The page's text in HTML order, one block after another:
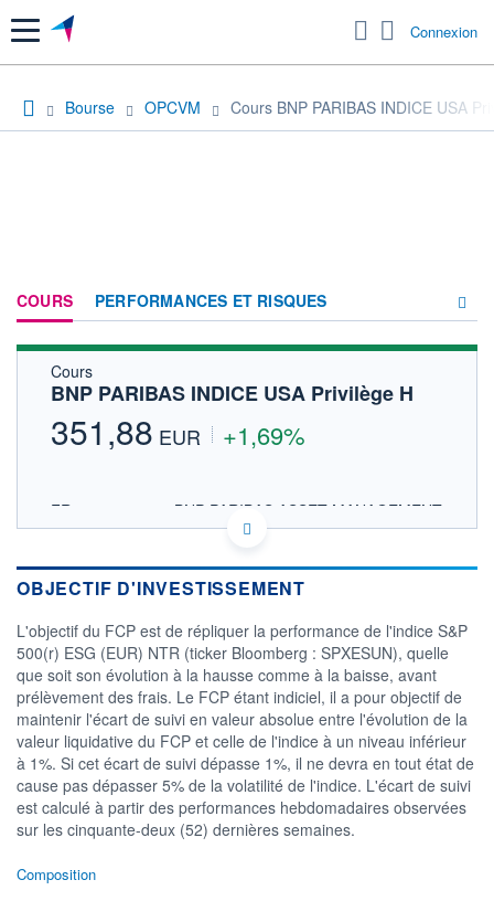
Menu Connexion
Bourse OPCVM Cours BNP PARIBAS INDICE USA
COURS PERFORMANCES ET RISQUES
FORUM
Cours
BNP PARIBAS INDICE USA Privilège H
351,88 EUR +1,69%
FR0013277324 - BNP PARIBAS ASSET MANAGEMENT
Europe
Consulter le prospectus / DIC
02/12 10/04
250
300
350
400
CATÉGORIE MORNINGSTAR
Actions Secteur Autres
TARIFS PRIVILÉGIÉS
OBJECTIF D'INVESTISSEMENT
L'objectif du FCP est de répliquer la performance de l'indice S&P
500(r) ESG (EUR) NTR (ticker Bloomberg : SPXESUN), quelle
que soit son évolution à la hausse comme à la baisse, avant
prélèvement des frais. Le FCP étant indiciel, il a pour objectif de
maintenir l'écart de suivi en valeur absolue entre l'évolution de la
valeur liquidative du FCP et celle de l'indice à un niveau inférieur
à 1%. Si cet écart de suivi dépasse 1%, il ne devra en tout état de
cause pas dépasser 5% de la volatilité de l'indice. L'écart de suivi
est calculé à partir des performances hebdomadaires observées
sur les cinquante-deux (52) dernières semaines.
Composition